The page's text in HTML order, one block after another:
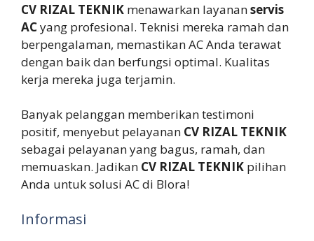
CV RIZAL TEKNIK menawarkan layananservis
ACyang profesional. Teknisi mereka ramah dan
berpengalaman, memastikan AC Anda terawat
dengan baik dan berfungsi optimal. Kualitas
kerja mereka juga terjamin.
Banyak pelanggan memberikan testimoni
positif, menyebut pelayanan CV RIZAL TEKNIK
sebagai pelayanan yang bagus, ramah, dan
memuaskan. Jadikan CV RIZAL TEKNIK pilihan
Anda untuk solusi AC di Blora!
Informasi